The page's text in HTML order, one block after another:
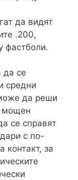
да видят
.200,
фастболи.
да се
средни
да реши
мощен
се справят
с по-
контакт, за